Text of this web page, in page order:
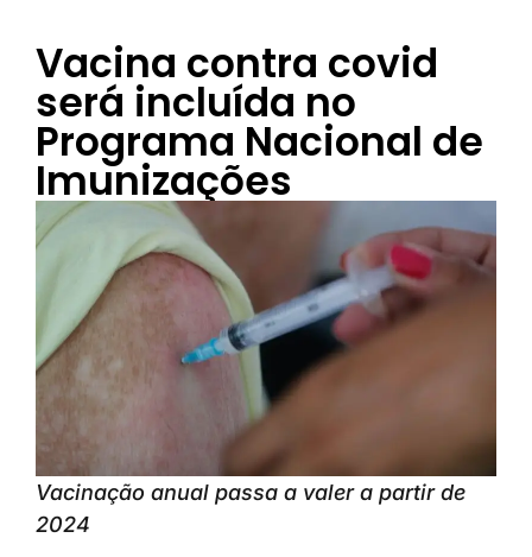
Vacina contra covid
será incluída no
Programa Nacional de
Imunizações
Vacinação anual passa a valer a partir de
2024